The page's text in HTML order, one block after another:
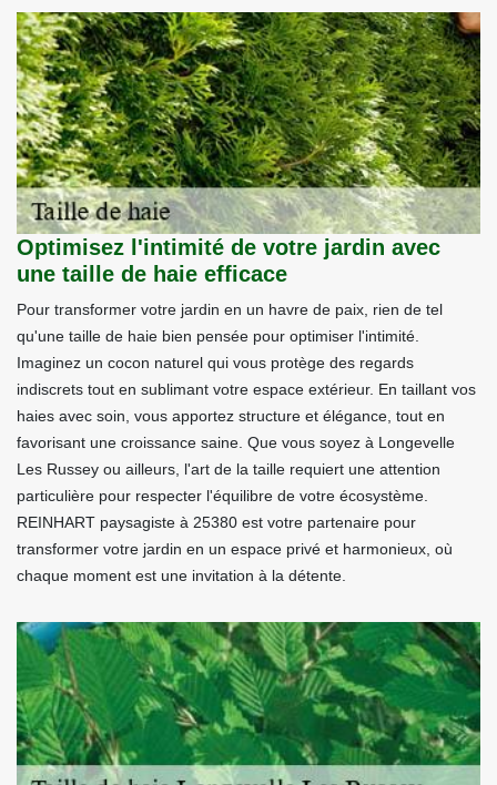
Optimisez l'intimité de votre jardin avec
une taille de haie efficace
Pour transformer votre jardin en un havre de paix, rien de tel
qu'une taille de haie bien pensée pour optimiser l'intimité.
Imaginez un cocon naturel qui vous protège des regards
indiscrets tout en sublimant votre espace extérieur. En taillant vos
haies avec soin, vous apportez structure et élégance, tout en
favorisant une croissance saine. Que vous soyez à Longevelle
Les Russey ou ailleurs, l'art de la taille requiert une attention
particulière pour respecter l'équilibre de votre écosystème.
REINHART paysagiste à 25380 est votre partenaire pour
transformer votre jardin en un espace privé et harmonieux, où
chaque moment est une invitation à la détente.